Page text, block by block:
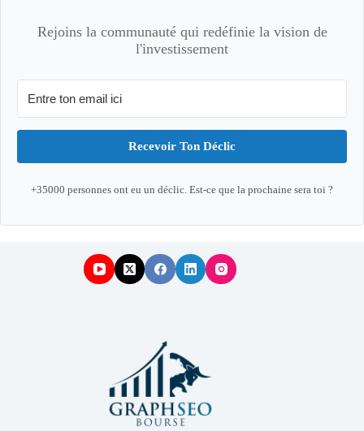
Rejoins la communauté qui redéfinie la vision de
l'investissement
Recevoir Ton Déclic
+35000 personnes ont eu un déclic. Est-ce que la prochaine sera toi ?